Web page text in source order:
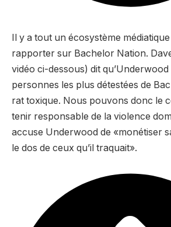
Il y a tout un écosystème
rapporter sur Bachelor Nation.
vidéo ci-dessous) dit qu’Underwood
personnes les plus détestées de
rat toxique. Nous pouvons donc le
tenir responsable de la violence
accuse Underwood de «monétiser
le dos de ceux qu’il traquait».